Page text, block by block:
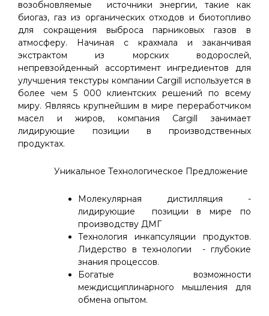
возобновляемые источники энергии, такие как
биогаз, газ из органических отходов и биотопливо
для сокращения выброса парниковых газов в
атмосферу. Начиная с крахмала и заканчивая
экстрактом из морских водорослей,
непревзойденный ассортимент ингредиентов для
улучшения текстуры компании Cargill используется в
более чем 5 000 клиентских решений по всему
миру. Являясь крупнейшим в мире переработчиком
масел и жиров, компания Cargill занимает
лидирующие позиции в производственных
продуктах.
Уникальное Технологическое Предложение
Молекулярная дистилляция -
лидирующие позиции в мире по
производству ДМГ
Технология инкапсуляции продуктов.
Лидерство в технологии - глубокие
знания процессов.
Богатые возможности
междисциплинарного мышления для
обмена опытом.